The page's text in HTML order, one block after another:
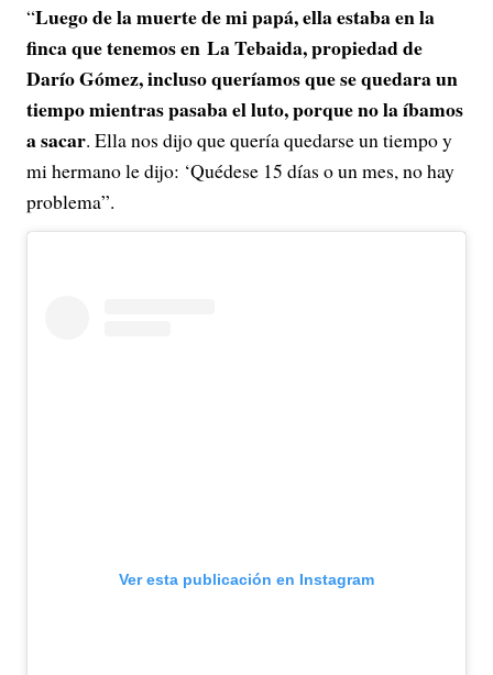
“Luego de la muerte de mi papá, ella estaba en la
finca que tenemos en La Tebaida, propiedad de
Darío Gómez, incluso queríamos que se quedara un
tiempo mientras pasaba el luto, porque no la íbamos
a sacar. Ella nos dijo que quería quedarse un tiempo y
mi hermano le dijo: ‘Quédese 15 días o un mes, no hay
problema”.
Ver esta publicación en Instagram